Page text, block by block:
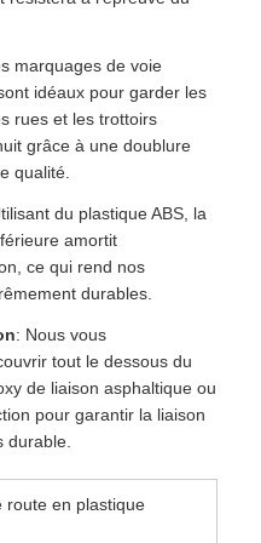
marquages ​​de voie
idéaux pour garder les
rues et les trottoirs
grâce à une doublure
qualité.
du plastique ABS, la
amortit
ce qui rend nos
durables.
: Nous vous
tout le dessous du
de liaison asphaltique ou
pour garantir la liaison
durable.
route en plastique